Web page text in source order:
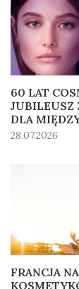
60 LAT
JUBILEUSZ
DLA
28.07.2026
FRANCJA